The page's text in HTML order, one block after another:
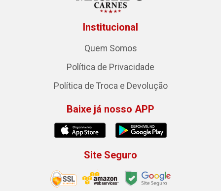
Institucional
Quem Somos
Política de Privacidade
Política de Troca e Devolução
Baixe já nosso APP
Site Seguro